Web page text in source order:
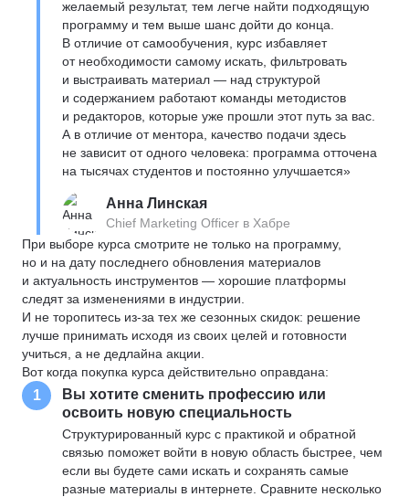
желаемый результат, тем легче найти подходящую
программу и тем выше шанс дойти до конца.
В отличие от самообучения, курс избавляет
от необходимости самому искать, фильтровать
и выстраивать материал — над структурой
и содержанием работают команды методистов
и редакторов, которые уже прошли этот путь за вас.
А в отличие от ментора, качество подачи здесь
не зависит от одного человека: программа отточена
на тысячах студентов и постоянно улучшается»
Анна Линская
Chief Marketing Officer в Хабре
При выборе курса смотрите не только на программу,
но и на дату последнего обновления материалов
и актуальность инструментов — хорошие платформы
следят за изменениями в индустрии.
И не торопитесь из-за тех же сезонных скидок: решение
лучше принимать исходя из своих целей и готовности
учиться, а не дедлайна акции.
Вот когда покупка курса действительно оправдана:
1
Вы хотите сменить профессию или
освоить новую специальность
Структурированный курс с практикой и обратной
связью поможет войти в новую область быстрее, чем
если вы будете сами искать и сохранять самые
разные материалы в интернете. Сравните несколько